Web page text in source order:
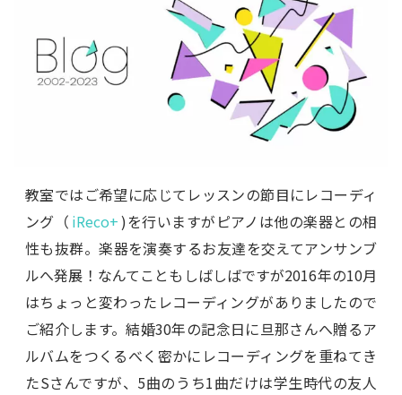
教室ではご希望に応じてレッスンの節目にレコーディ
ング（ iReco+)を行いますがピアノは他の楽器との相
性も抜群。楽器を演奏するお友達を交えてアンサンブ
ルへ発展！なんてこともしばしばですが2016年の10月
はちょっと変わったレコーディングがありましたので
ご紹介します。結婚30年の記念日に旦那さんへ贈るア
ルバムをつくるべく密かにレコーディングを重ねてき
たSさんですが、5曲のうち1曲だけは学生時代の友人